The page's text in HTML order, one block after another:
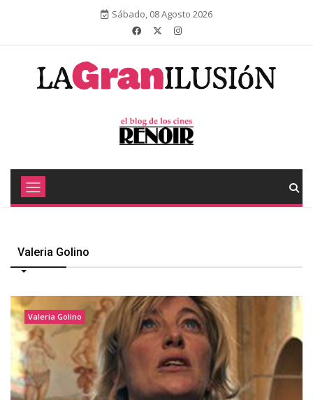
Sábado, 08 Agosto 2026
Valeria Golino
Valeria Golino